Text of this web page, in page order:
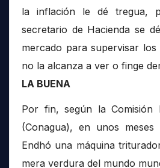
la inflación le dé tregua,
secretario de Hacienda se
mercado para supervisar
no la alcanza a ver o finge
LA BUENA
Por fin, según la Comisión
(Conagua), en unos
Endhó una máquina
mera verdura del mundo